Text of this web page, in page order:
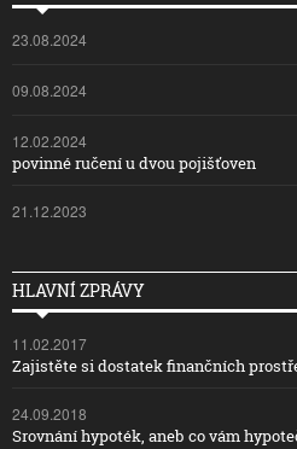
23.08.2024
09.08.2024
12.02.2024
povinné ručení u dvou pojišťoven
21.12.2023
HLAVNÍ ZPRÁVY
11.02.2017
Zajistěte si dostatek finančních
24.09.2018
Srovnání hypoték, aneb co vám